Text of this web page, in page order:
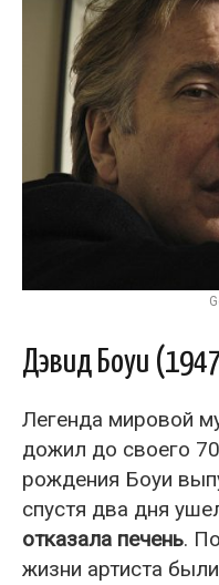
Дэвид Боуи
Легенда мировой
дожил до своего
рождения Боуи
спустя два дня
отказала печень.
жизни артиста